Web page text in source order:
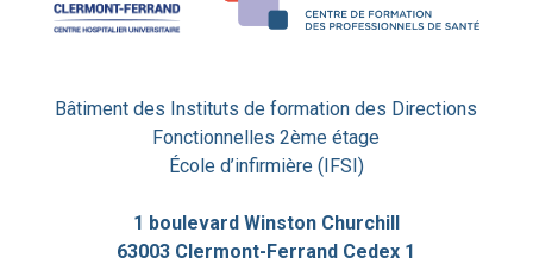
Bâtiment des Instituts de formation des Directions
Fonctionnelles 2ème étage
École d’infirmière (IFSI)
1 boulevard Winston Churchill
63003 Clermont-Ferrand Cedex 1